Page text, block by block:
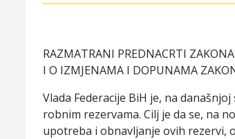
RAZMATRANI PREDNACRTI
I O IZMJENAMA I DOPUNAMA
Vlada Federacije BiH je, na
robnim rezervama. Cilj je da se, na
upotreba i obnavljanje ovih rezervi,